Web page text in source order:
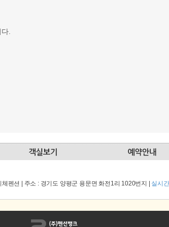
.
펜션 | 주소 : 경기도 양평군 용문면 화전1리 1020번지 | 실시